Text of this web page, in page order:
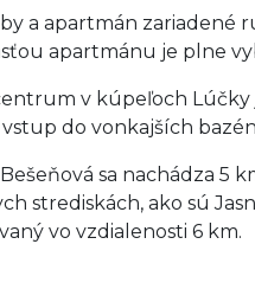
a apartmán
apartmánu je plne
v kúpeľoch Lúčky
do vonkajších
sa nachádza 5
strediskách, ako sú
vo vzdialenosti 6 km.